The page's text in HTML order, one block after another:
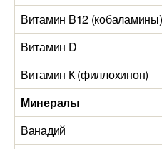
Витамин B12 (кобаламины)
Витамин D
Витамин К (филлохинон)
Минералы
Ванадий